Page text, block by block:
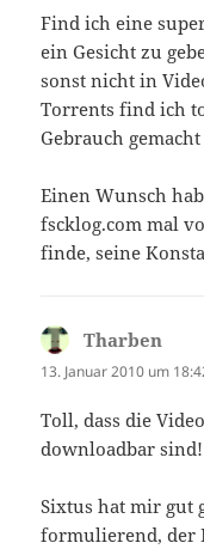
Find ich eine
ein Gesicht zu
sonst nicht in
Torrents find ich
Gebrauch
Einen Wunsch
fscklog.com mal
finde, seine
Tharben
13. Januar 2010 um
Toll, dass die
downloadbar sind!
Sixtus hat mir gut
formulierend, der